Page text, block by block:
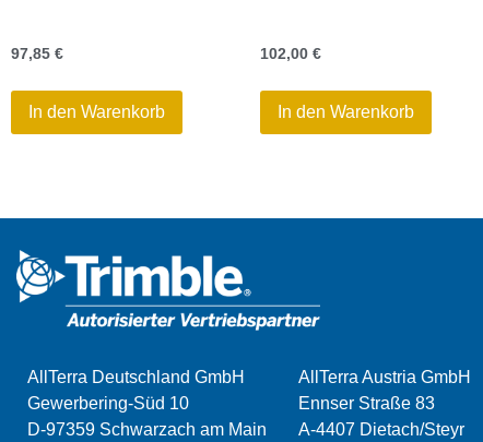
97,85 €
In den Warenkorb
102,00 €
In den Warenkorb
AllTerra Deutschland GmbH
Gewerbering-Süd 10
D-97359 Schwarzach am Main
AllTerra Austria GmbH
Ennser Straße 83
A-4407 Dietach/Steyr